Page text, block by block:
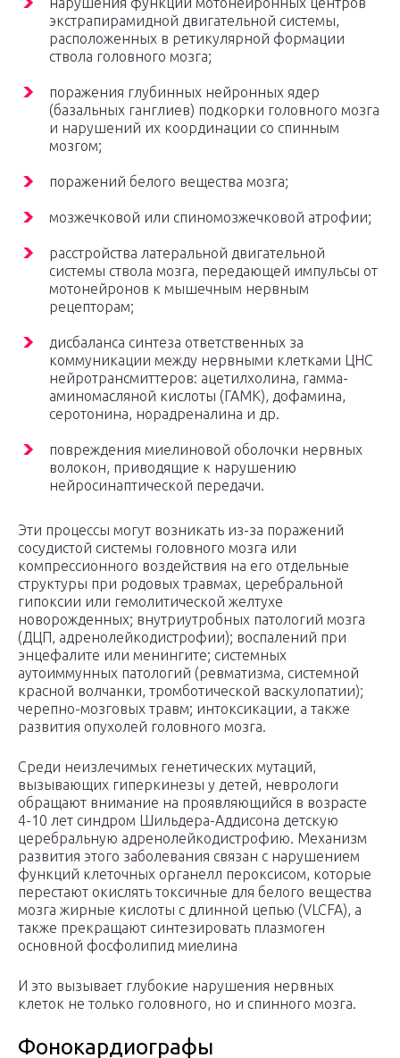
экстрапирамидной двигательной системы,
расположенных в ретикулярной формации
ствола головного мозга;
поражения глубинных нейронных ядер
(базальных ганглиев) подкорки головного мозга
и нарушений их координации со спинным
мозгом;
поражений белого вещества мозга;
мозжечковой или спиномозжечковой атрофии;
расстройства латеральной двигательной
системы ствола мозга, передающей импульсы от
мотонейронов к мышечным нервным
рецепторам;
дисбаланса синтеза ответственных за
коммуникации между нервными клетками ЦНС
нейротрансмиттеров: ацетилхолина, гамма-
аминомасляной кислоты (ГАМК), дофамина,
серотонина, норадреналина и др.
повреждения миелиновой оболочки нервных
волокон, приводящие к нарушению
нейросинаптической передачи.
Эти процессы могут возникать из-за поражений
сосудистой системы головного мозга или
компрессионного воздействия на его отдельные
структуры при родовых травмах, церебральной
гипоксии или гемолитической желтухе
новорожденных; внутриутробных патологий мозга
(ДЦП, адренолейкодистрофии); воспалений при
энцефалите или менингите; системных
аутоиммунных патологий (ревматизма, системной
красной волчанки, тромботической васкулопатии);
черепно-мозговых травм; интоксикации, а также
развития опухолей головного мозга.
Среди неизлечимых генетических мутаций,
вызывающих гиперкинезы у детей, неврологи
обращают внимание на проявляющийся в возрасте
4-10 лет синдром Шильдера-Аддисона детскую
церебральную адренолейкодистрофию. Механизм
развития этого заболевания связан с нарушением
функций клеточных органелл пероксисом, которые
перестают окислять токсичные для белого вещества
мозга жирные кислоты с длинной цепью (VLCFA), а
также прекращают синтезировать плазмоген
основной фосфолипид миелина
И это вызывает глубокие нарушения нервных
клеток не только головного, но и спинного мозга.
Фонокардиографы